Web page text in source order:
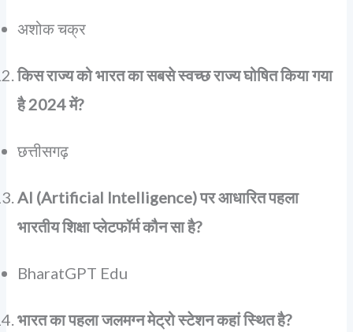
अशोक चक्र
किस राज्य को भारत का सबसे स्वच्छ राज्य घोषित किया गया
है 2024 में?
छत्तीसगढ़
AI (Artificial Intelligence) पर आधारित पहला
भारतीय शिक्षा प्लेटफॉर्म कौन सा है?
BharatGPT Edu
भारत का पहला जलमग्न मेट्रो स्टेशन कहां स्थित है?